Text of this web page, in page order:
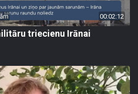
00:02:12
triecienu Irānai